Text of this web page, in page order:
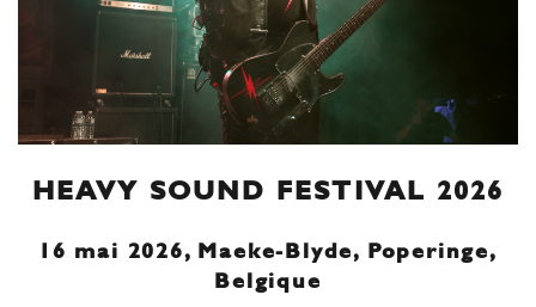
HEAVY SOUND FESTIVAL 2026
16 mai 2026, Maeke-Blyde, Poperinge,
Belgique